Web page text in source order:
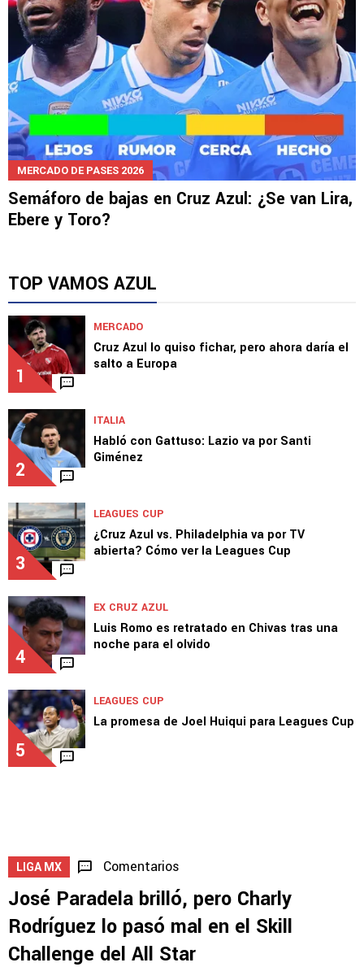
MERCADO DE PASES 2026
Semáforo de bajas en Cruz Azul: ¿Se van Lira,
Ebere y Toro?
TOP VAMOS AZUL
1
MERCADO
Cruz Azul lo quiso fichar, pero ahora daría el
salto a Europa
2
ITALIA
Habló con Gattuso: Lazio va por Santi
Giménez
3
LEAGUES CUP
¿Cruz Azul vs. Philadelphia va por TV
abierta? Cómo ver la Leagues Cup
4
EX CRUZ AZUL
Luis Romo es retratado en Chivas tras una
noche para el olvido
5
LEAGUES CUP
La promesa de Joel Huiqui para Leagues Cup
LIGA MX Comentarios
José Paradela brilló, pero Charly
Rodríguez lo pasó mal en el Skill
Challenge del All Star